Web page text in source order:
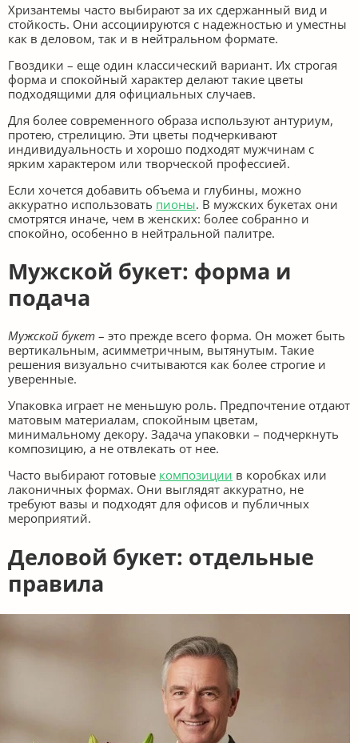
Хризантемы часто выбирают за их сдержанный вид и
стойкость. Они ассоциируются с надежностью и уместны
как в деловом, так и в нейтральном формате.
Гвоздики – еще один классический вариант. Их строгая
форма и спокойный характер делают такие цветы
подходящими для официальных случаев.
Для более современного образа используют антуриум,
протею, стрелицию. Эти цветы подчеркивают
индивидуальность и хорошо подходят мужчинам с
ярким характером или творческой профессией.
Если хочется добавить объема и глубины, можно
аккуратно использовать пионы. В мужских букетах они
смотрятся иначе, чем в женских: более собранно и
спокойно, особенно в нейтральной палитре.
Мужской букет: форма и
подача
Мужской букет – это прежде всего форма. Он может быть
вертикальным, асимметричным, вытянутым. Такие
решения визуально считываются как более строгие и
уверенные.
Упаковка играет не меньшую роль. Предпочтение отдают
матовым материалам, спокойным цветам,
минимальному декору. Задача упаковки – подчеркнуть
композицию, а не отвлекать от нее.
Часто выбирают готовые композиции в коробках или
лаконичных формах. Они выглядят аккуратно, не
требуют вазы и подходят для офисов и публичных
мероприятий.
Деловой букет: отдельные
правила